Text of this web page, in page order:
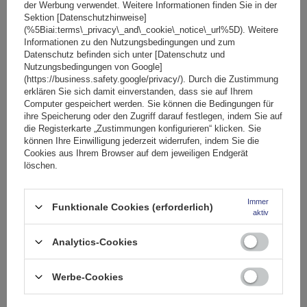
sorgen dafür, dass Sachen wie Stöcke, Handschuhe oder Bindungen
nicht lose im Innenraum liegen. Ob Pkw für den privaten Urlaub,
professioneller Einsatz oder spontaner Ausflug – ein gut gewählter
Skiträger macht den Winterurlaub deutlich angenehmer und schafft die
Möglichkeit, alles sicher zu transportieren.
Ski
Wer mehrere Paar Ski transportieren möchte, benötigt einen stabilen
Träger, der sowohl zur Dachreling als auch zum Grundträger passt –
Unsere Systeme wurden speziell entwickelt, um Langlauf-Ski ebenso wie
klassische Alpin-Modelle aufzunehmen.
Die Slalom 400 Halterung für 4 Paar Ski eignet sich ideal für kleinere
Gruppen und Familien. Sie bietet sicheren Halt für bis zu 4 Paar Ski und
überzeugt durch eine solide Verarbeitung, die selbst bei niedrigen
Temperaturen und intensiven Wintern standhält. Die größeren
der Werbung verwendet. Weitere Informationen finden Sie in der
Sektion [Datenschutzhinweise]
(%5Biai:terms\_privacy\_and\_cookie\_notice\_url%5D). Weitere
Informationen zu den Nutzungsbedingungen und zum
Datenschutz befinden sich unter [Datenschutz und
Nutzungsbedingungen von Google]
(https://business.safety.google/privacy/). Durch die Zustimmung
erklären Sie sich damit einverstanden, dass sie auf Ihrem
Computer gespeichert werden. Sie können die Bedingungen für
ihre Speicherung oder den Zugriff darauf festlegen, indem Sie auf
die Registerkarte „Zustimmungen konfigurieren“ klicken. Sie
können Ihre Einwilligung jederzeit widerrufen, indem Sie die
Cookies aus Ihrem Browser auf dem jeweiligen Endgerät
löschen.
Funktionale Cookies (erforderlich)
Immer
aktiv
Analytics-Cookies
Werbe-Cookies